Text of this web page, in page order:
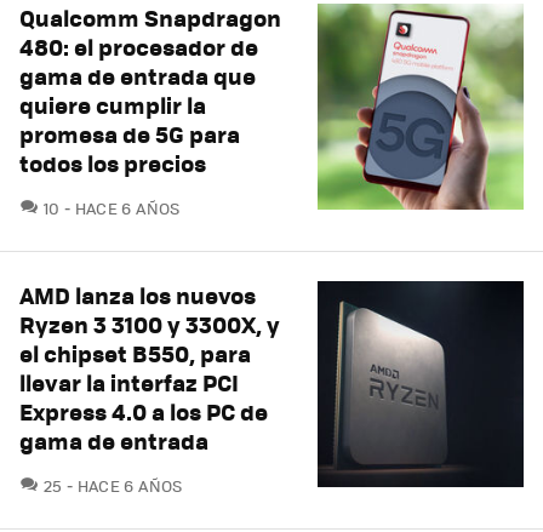
Qualcomm Snapdragon
480: el procesador de
gama de entrada que
quiere cumplir la
promesa de 5G para
todos los precios
10 COMENTARIOS
HACE 6 AÑOS
AMD lanza los nuevos
Ryzen 3 3100 y 3300X, y
el chipset B550, para
llevar la interfaz PCI
Express 4.0 a los PC de
gama de entrada
25 COMENTARIOS
HACE 6 AÑOS